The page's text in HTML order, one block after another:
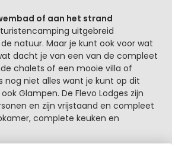
of aan het strand
uitgebreid
natuur. Maar je kunt ook voor wat
dacht je van een van de compleet
chalets of een mooie villa of
nog niet alles want je kunt op dit
Glampen. De Flevo Lodges zijn
en zijn vrijstaand en compleet
complete keuken en